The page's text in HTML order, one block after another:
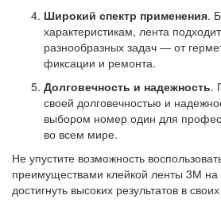
Широкий спектр применения.
характеристикам, лента
разнообразных задач — от
фиксации и ремонта.
Долговечность и надежность.
своей долговечностью и
выбором номер один для
во всем мире.
Не упустите возможность
преимуществами клейкой ленты 3М
достигнуть высоких результатов в